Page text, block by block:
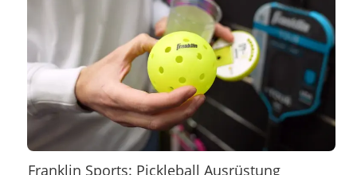
Franklin Sports: Pickleball Ausrüstung